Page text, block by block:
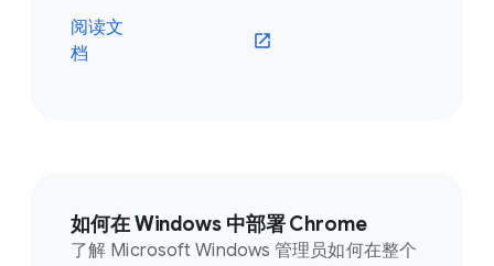
阅读文
档
如何在 Windows 中部署 Chrome
了解 Microsoft Windows 管理员如何在整个